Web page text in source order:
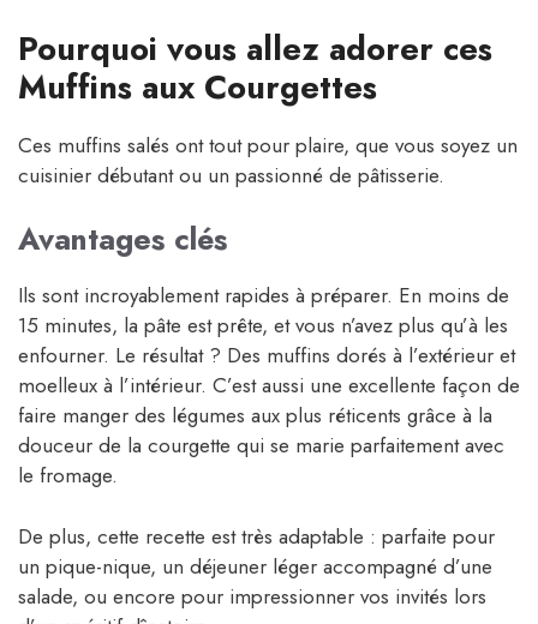
Pourquoi vous allez adorer ces
Muffins aux Courgettes
Ces muffins salés ont tout pour plaire, que vous soyez un
cuisinier débutant ou un passionné de pâtisserie.
Avantages clés
Ils sont incroyablement rapides à préparer. En moins de
15 minutes, la pâte est prête, et vous n’avez plus qu’à les
enfourner. Le résultat ? Des muffins dorés à l’extérieur et
moelleux à l’intérieur. C’est aussi une excellente façon de
faire manger des légumes aux plus réticents grâce à la
douceur de la courgette qui se marie parfaitement avec
le fromage.
De plus, cette recette est très adaptable : parfaite pour
un pique-nique, un déjeuner léger accompagné d’une
salade, ou encore pour impressionner vos invités lors